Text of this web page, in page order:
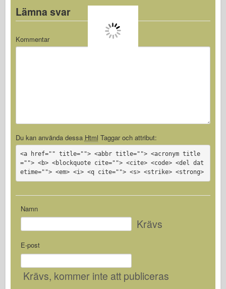
Lämna svar
Kommentar
Du kan använda dessa Html Taggar och attribut:
<a href="" title=""> <abbr title=""> <acronym title
=""> <b> <blockquote cite=""> <cite> <code> <del dat
etime=""> <em> <i> <q cite=""> <s> <strike> <strong>
Namn
Krävs
E-post
Krävs, kommer inte att publiceras